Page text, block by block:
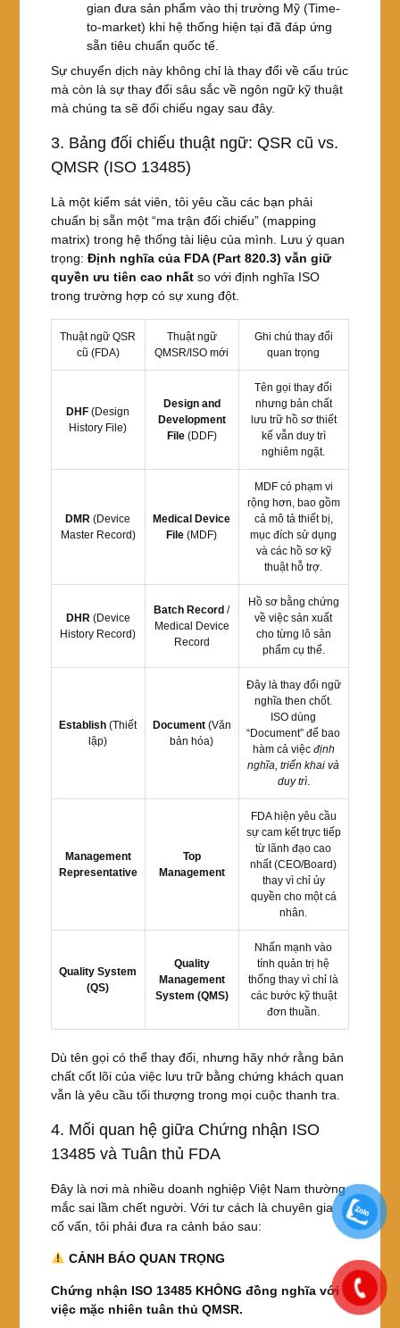
gian đưa sản phẩm vào thị trường Mỹ (Time-
to-market) khi hệ thống hiện tại đã đáp ứng
sẵn tiêu chuẩn quốc tế.
Sự chuyển dịch này không chỉ là thay đổi về cấu trúc
mà còn là sự thay đổi sâu sắc về ngôn ngữ kỹ thuật
mà chúng ta sẽ đối chiếu ngay sau đây.
3. Bảng đối chiếu thuật ngữ: QSR cũ vs.
QMSR (ISO 13485)
Là một kiểm sát viên, tôi yêu cầu các bạn phải
chuẩn bị sẵn một “ma trận đối chiếu” (mapping
matrix) trong hệ thống tài liệu của mình. Lưu ý quan
trọng: Định nghĩa của FDA (Part 820.3) vẫn giữ
quyền ưu tiên cao nhấtso với định nghĩa ISO
trong trường hợp có sự xung đột.
Thuật ngữ QSR
cũ (FDA)
Thuật ngữ
QMSR/ISO mới
Ghi chú thay đổi
quan trọng
DHF (Design
History File)
Design and
Development
File(DDF)
Tên gọi thay đổi
nhưng bản chất
lưu trữ hồ sơ thiết
kế vẫn duy trì
nghiêm ngặt.
DMR (Device
Master Record)
Medical Device
File (MDF)
MDF có phạm vi
rộng hơn, bao gồm
cả mô tả thiết bị,
mục đích sử dụng
và các hồ sơ kỹ
thuật hỗ trợ.
DHR(Device
History Record)
Batch Record /
Medical Device
Record
Hồ sơ bằng chứng
về việc sản xuất
cho từng lô sản
phẩm cụ thể.
Establish (Thiết
lập)
Document(Văn
bản hóa)
Đây là thay đổi ngữ
nghĩa then chốt.
ISO dùng
“Document” để bao
hàm cả việc định
nghĩa, triển khai và
duy trì.
Management
Representative
Top
Management
FDA hiện yêu cầu
sự cam kết trực tiếp
từ lãnh đạo cao
nhất (CEO/Board)
thay vì chỉ ủy
quyền cho một cá
nhân.
Quality System
(QS)
Quality
Management
System (QMS)
Nhấn mạnh vào
tính quản trị hệ
thống thay vì chỉ là
các bước kỹ thuật
đơn thuần.
Dù tên gọi có thể thay đổi, nhưng hãy nhớ rằng bản
chất cốt lõi của việc lưu trữ bằng chứng khách quan
vẫn là yêu cầu tối thượng trong mọi cuộc thanh tra.
4. Mối quan hệ giữa Chứng nhận ISO
13485 và Tuân thủ FDA
Đây là nơi mà nhiều doanh nghiệp Việt Nam thường
mắc sai lầm chết người. Với tư cách là chuyên gia
cố vấn, tôi phải đưa ra cảnh báo sau:
CẢNH BÁO QUAN TRỌNG
Chứng nhận ISO 13485 KHÔNG đồng nghĩa với
việc mặc nhiên tuân thủ QMSR.